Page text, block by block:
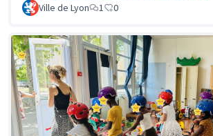
Ville de Lyon 1 0